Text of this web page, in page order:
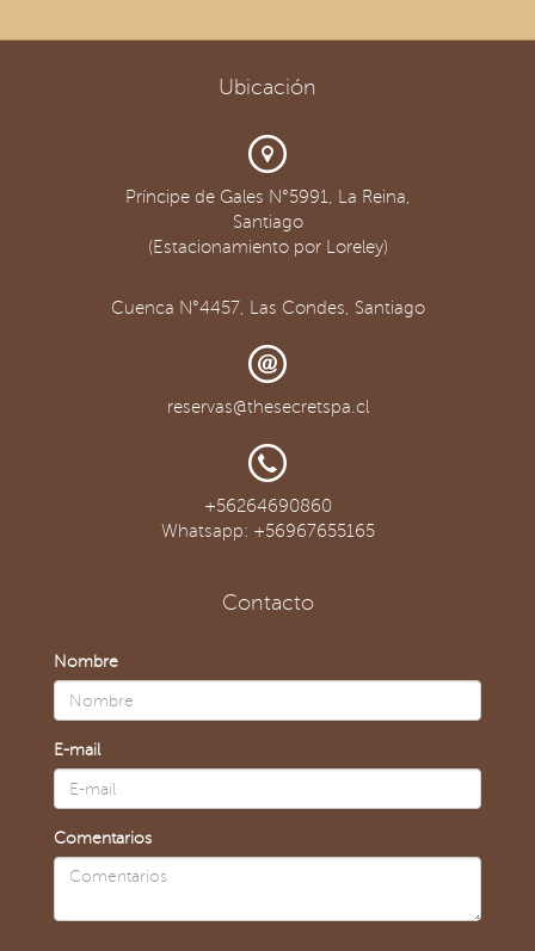
Ubicación
Príncipe de Gales N°5991, La Reina,
Santiago
(Estacionamiento por Loreley)
Cuenca N°4457, Las Condes, Santiago
reservas@thesecretspa.cl
+56264690860
Whatsapp: +56967655165
Contacto
Nombre
E-mail
Comentarios